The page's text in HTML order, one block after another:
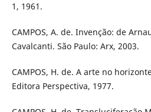
1, 1961.
CAMPOS, A. de. Invenção: de
Cavalcanti. São Paulo: Arx, 2003.
CAMPOS, H. de. A arte no
Editora Perspectiva, 1977.